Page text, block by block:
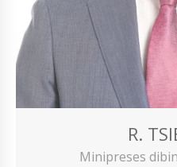
R.
Minipreses